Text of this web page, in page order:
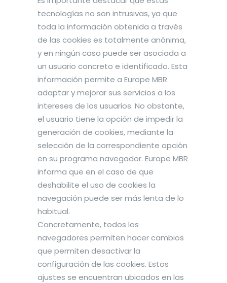
tecnologías no son intrusivas, ya que
toda la información obtenida a través
de las cookies es totalmente anónima,
y en ningún caso puede ser asociada a
un usuario concreto e identificado. Esta
información permite a Europe MBR
adaptar y mejorar sus servicios a los
intereses de los usuarios. No obstante,
el usuario tiene la opción de impedir la
generación de cookies, mediante la
selección de la correspondiente opción
en su programa navegador. Europe MBR
informa que en el caso de que
deshabilite el uso de cookies la
navegación puede ser más lenta de lo
habitual.
Concretamente, todos los
navegadores permiten hacer cambios
que permiten desactivar la
configuración de las cookies. Estos
ajustes se encuentran ubicados en las